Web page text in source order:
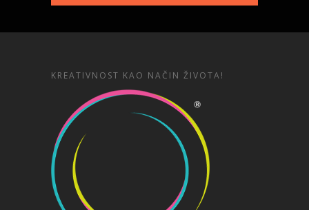
KREATIVNOST KAO NAČIN ŽIVOTA!